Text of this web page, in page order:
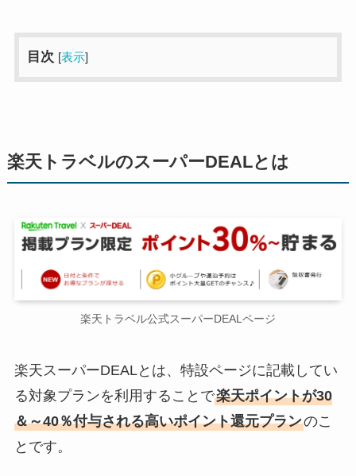
目次 [表示]
楽天トラベルのスーパーDEALとは
楽天トラベル公式スーパーDEALページ
楽天スーパーDEALとは、特設ページに記載してい
る対象プランを利用することで楽天ポイントが30
＆～40％付与される高いポイント還元プランのこ
とです。